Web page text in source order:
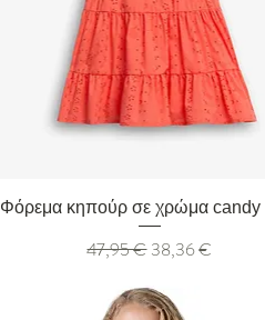
Γρήγορη προβολή
Φόρεμα κηπούρ σε χρώμα candy
Κανονική τιμή
47,95 €Τιμή Έκπτωσης
38,36 €